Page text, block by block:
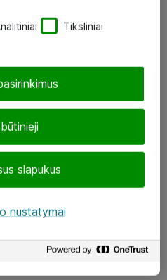
Tiksliniai
slapukus
nustatymai